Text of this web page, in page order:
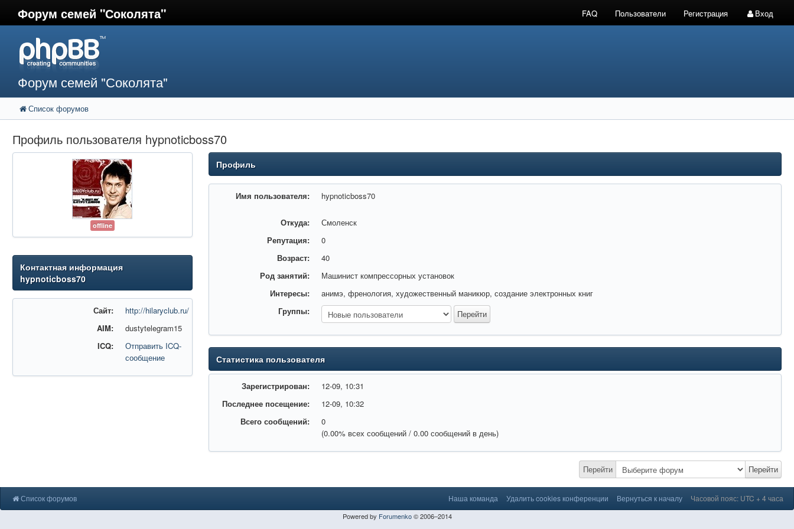
Форум семей "Соколята" FAQ Пользователи Регистрация Вход
Форум семей "Соколята"
Список форумов
Профиль пользователя hypnoticboss70
offline
Контактная информация
hypnoticboss70
Сайт:
http://hilaryclub.ru/
AIM:
dustytelegram15
ICQ:
Отправить ICQ-
сообщение
Профиль
Имя пользователя: hypnoticboss70
Откуда:
Смоленск
Репутация:
0
Возраст:
40
Род занятий:
Машинист компрессорных установок
Интересы:
анимэ, френология, художественный маникюр, создание электронных книг
Группы:
Статистика пользователя
Зарегистрирован:
12-09, 10:31
Последнее посещение:
12-09, 10:32
Всего сообщений:
0
(0.00% всех сообщений / 0.00 сообщений в день)
Перейти Перейти
Список форумов Наша команда Удалить cookies конференции Вернуться к началу Часовой пояс: UTC + 4 часа
Powered by Forumenko© 2006–2014